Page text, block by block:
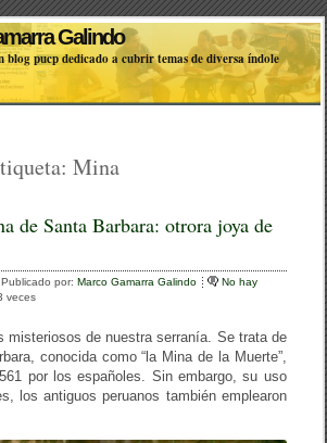
Galindo
blog pucp dedicado a cubrir temas de diversa índole
Mina
de Santa Barbara: otrora joya de
Publicado por:Marco Gamarra Galindo
No hay
veces
misteriosos de nuestra serranía. Se trata de
conocida como “la Mina de la Muerte”,
por los españoles. Sin embargo, su uso
los antiguos peruanos también emplearon